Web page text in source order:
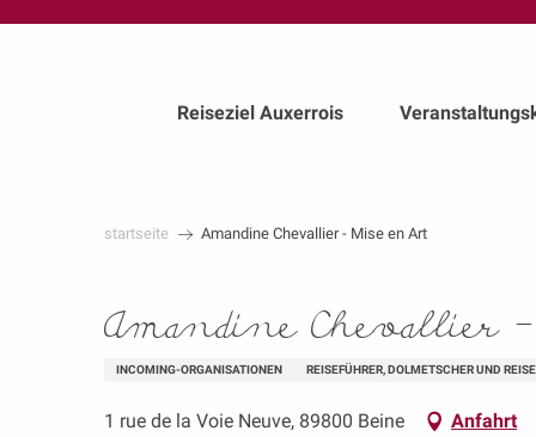
Reiseziel Auxerrois
startseite Amandine Chevallier - Mise en Art
Amandine Chevallier
INCOMING-ORGANISATIONEN REISEFÜHRER, DOLMETSCHER UND
1 rue de la Voie Neuve, 89800 Beine Anfahrt